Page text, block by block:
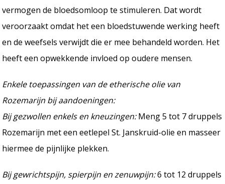
vermogen de bloedsomloop te stimuleren. Dat wordt
veroorzaakt omdat het een bloedstuwende werking heeft
en de weefsels verwijdt die er mee behandeld worden. Het
heeft een opwekkende invloed op oudere mensen.
Enkele toepassingen van de etherische olie van
Rozemarijn bij aandoeningen:
Bij gezwollen enkels en kneuzingen:Meng 5 tot 7 druppels
Rozemarijn met een eetlepel St. Janskruid-olie en masseer
hiermee de pijnlijke plekken.
Bij gewrichtspijn, spierpijn en zenuwpijn:6 tot 12 druppels